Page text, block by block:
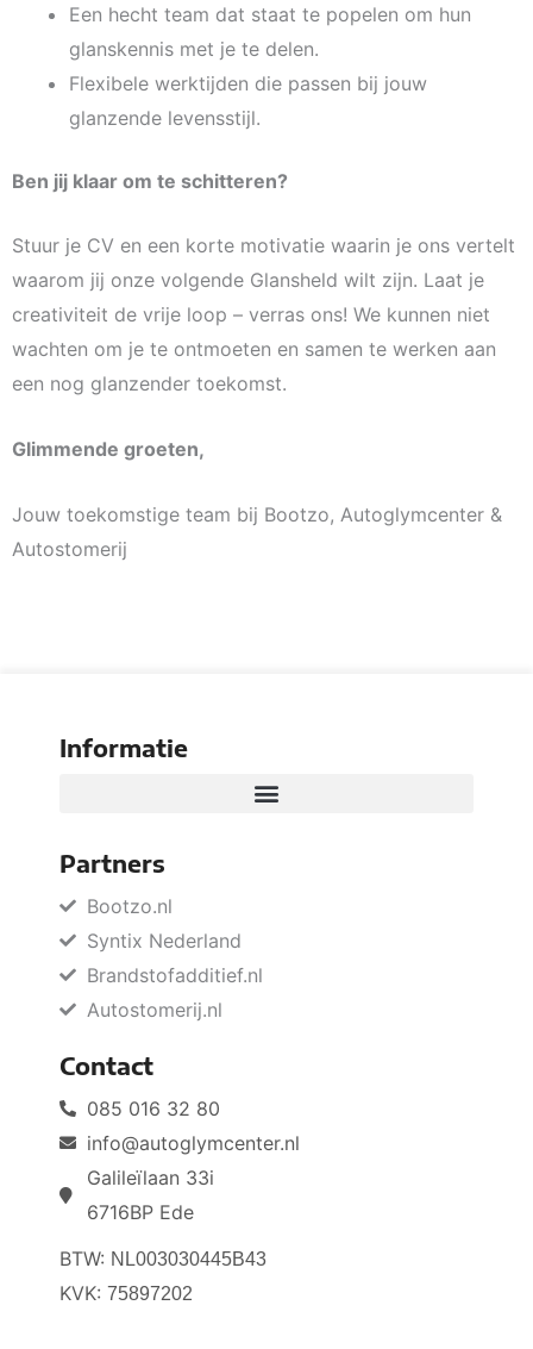
Een hecht team dat staat te popelen om hun
glanskennis met je te delen.
Flexibele werktijden die passen bij jouw
glanzende levensstijl.
Ben jij klaar om te schitteren?
Stuur je CV en een korte motivatie waarin je ons vertelt
waarom jij onze volgende Glansheld wilt zijn. Laat je
creativiteit de vrije loop – verras ons! We kunnen niet
wachten om je te ontmoeten en samen te werken aan
een nog glanzender toekomst.
Glimmende groeten,
Jouw toekomstige team bij Bootzo, Autoglymcenter &
Autostomerij
Informatie
Partners
Bootzo.nl
Syntix Nederland
Brandstofadditief.nl
Autostomerij.nl
Contact
085 016 32 80
info@autoglymcenter.nl
Galileïlaan 33i
6716BP Ede
BTW: NL003030445B43
KVK: 75897202